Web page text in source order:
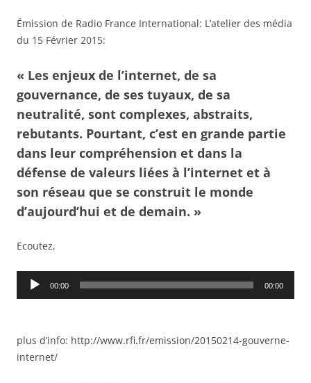
Émission de Radio France International: L’atelier des média
du 15 Février 2015:
« Les enjeux de l’internet, de sa
gouvernance, de ses tuyaux, de sa
neutralité, sont complexes, abstraits,
rebutants. Pourtant, c’est en grande partie
dans leur compréhension et dans la
défense de valeurs liées à l’internet et à
son réseau que se construit le monde
d’aujourd’hui et de demain. »
Ecoutez,
Lecteur
00:00 00:00
plus d’info: http://www.rfi.fr/emission/20150214-gouverne-
internet/